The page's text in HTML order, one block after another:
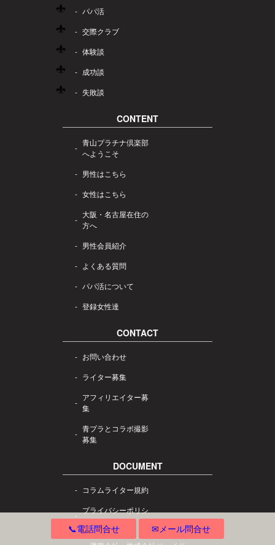
パパ活
交際クラブ
体験談
成功談
失敗談
CONTENT
青山プラチナ倶楽部
へようこそ
男性はこちら
女性はこちら
大阪・名古屋在住の
方へ
男性会員紹介
よくある質問
パパ活について
登録女性達
CONTACT
お問い合わせ
ライター募集
アフィリエイター募
集
青プラとコラボ撮影
募集
DOCUMENT
コラムライター規約
プライバシーポリシ
ー
📞電話問合せ ✉メール問合せ